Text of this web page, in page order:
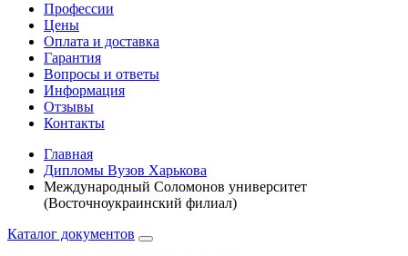
Профессии
Цены
Оплата и доставка
Гарантия
Вопросы и ответы
Информация
Отзывы
Контакты
Главная
Дипломы Вузов Харькова
Международный Соломонов университет
(Восточноукраинский филиал)
Каталог документов